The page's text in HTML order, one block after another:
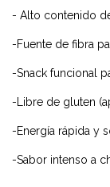
- Alto contenido
-Fuente de fibra
-Snack funcional
-Libre de gluten
-Energía rápida y
-Sabor intenso a